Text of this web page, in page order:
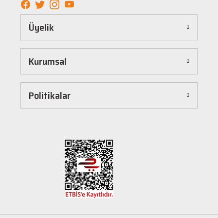
Kolay ve Hızlı Alışveriş Deneyimi
Hepnalbur.com, kullanıcı dostu arayüzü sayesinde alışverişi keyifli bir deneyime
dönüştürür. Ürünleri kategorilere göre sıralayabilir, arama kutusunu kullanarak
istediğiniz ürünü anında bulabilirsiniz. Ayrıca ürün sayfalarımızda detaylı açıklamalar ve
ürün özellikleri yer alır, böylece tercih etmek istediğiniz ürün hakkında tüm bilgilere
hızlıca siparişinizi tamamlayabilirsiniz.
Hızlı Kargo ve Güvenilir Teslimat
Hepnalbur.com olarak müşterilerimize en hızlı şekilde ürünlerini ulaştırmak için özenle
Müşteri Destek Hattı ile İletişim
Herhangi bir soru, öneri veya şikayetiniz için müşteri destek ekibimiz her zaman
hizmetinizdedir. İletişim sayfamız üzerinden bize ulaşabilir veya canlı destek
hattımızdan anında yardım alabilirsiniz. Siz değerli müşterilerimizin memnuniyeti, en
Üyelik
Kurumsal
Politikalar